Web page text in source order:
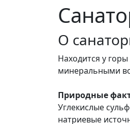
О
Находится у
минеральными
Природные
Углекислые
натриевые